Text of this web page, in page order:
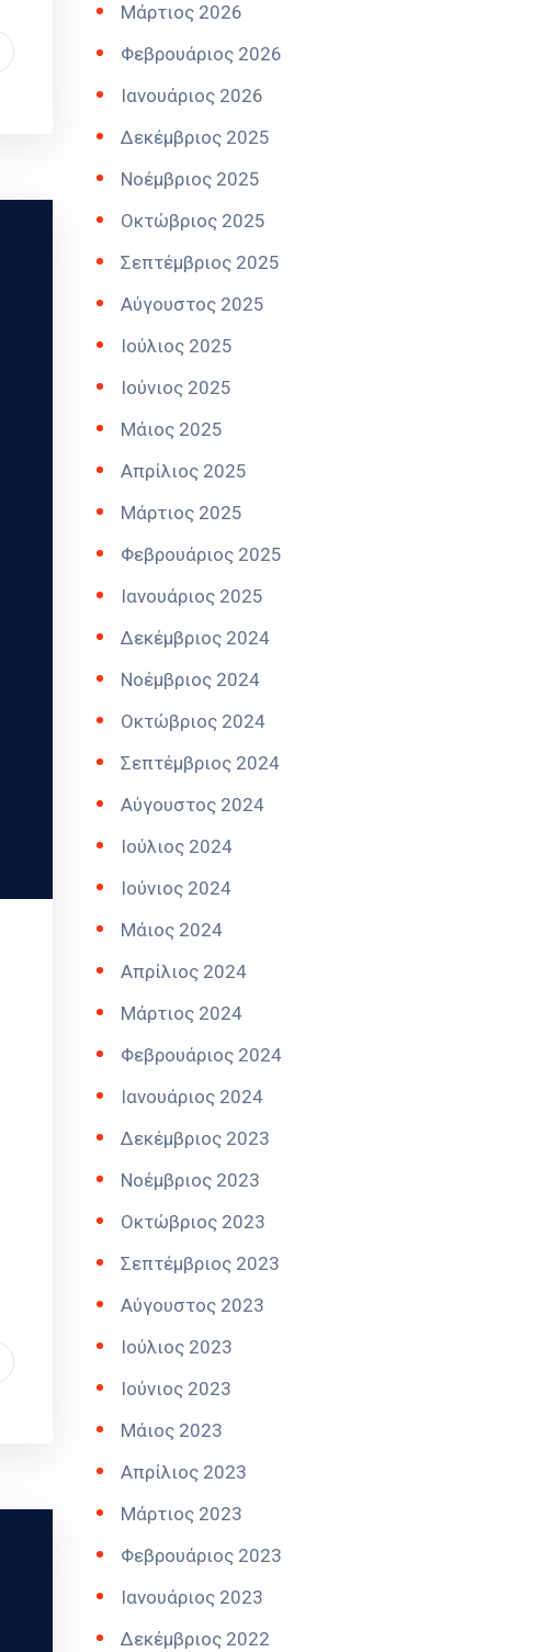
Μάρτιος 2026
Φεβρουάριος 2026
Ιανουάριος 2026
Δεκέμβριος 2025
Νοέμβριος 2025
Οκτώβριος 2025
Σεπτέμβριος 2025
Αύγουστος 2025
Ιούλιος 2025
Ιούνιος 2025
Μάιος 2025
Απρίλιος 2025
Μάρτιος 2025
Φεβρουάριος 2025
Ιανουάριος 2025
Δεκέμβριος 2024
Νοέμβριος 2024
Οκτώβριος 2024
Σεπτέμβριος 2024
Αύγουστος 2024
Ιούλιος 2024
Ιούνιος 2024
Μάιος 2024
Απρίλιος 2024
Μάρτιος 2024
Φεβρουάριος 2024
Ιανουάριος 2024
Δεκέμβριος 2023
Νοέμβριος 2023
Οκτώβριος 2023
Σεπτέμβριος 2023
Αύγουστος 2023
Ιούλιος 2023
Ιούνιος 2023
Μάιος 2023
Απρίλιος 2023
Μάρτιος 2023
Φεβρουάριος 2023
Ιανουάριος 2023
Δεκέμβριος 2022